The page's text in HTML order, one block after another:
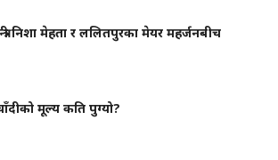
निशा मेहता र ललितपुरका मेयर महर्जनबीच
मूल्य कति पुग्यो?